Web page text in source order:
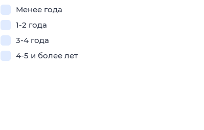
Менее года
1-2 года
3-4 года
4-5 и более лет